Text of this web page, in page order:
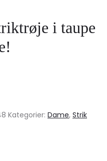
i taupe
Kategorier: Dame, Strik